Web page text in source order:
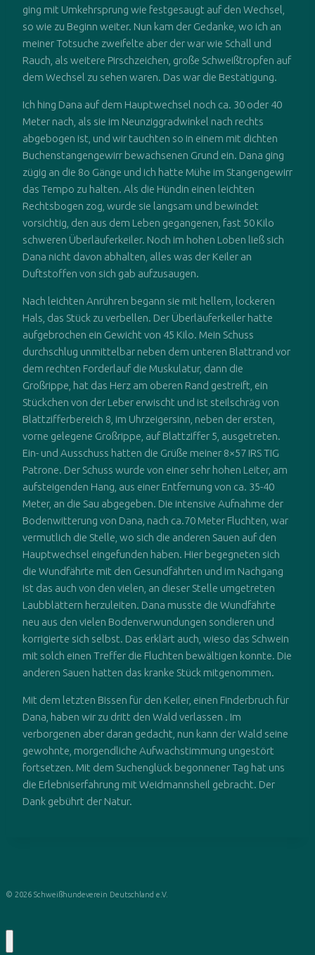
ging mit Umkehrsprung wie festgesaugt auf den Wechsel,
so wie zu Beginn weiter. Nun kam der Gedanke, wo ich an
meiner Totsuche zweifelte aber der war wie Schall und
Rauch, als weitere Pirschzeichen, große Schweißtropfen auf
dem Wechsel zu sehen waren. Das war die Bestätigung.
Ich hing Dana auf dem Hauptwechsel noch ca. 30 oder 40
Meter nach, als sie im Neunziggradwinkel nach rechts
abgebogen ist, und wir tauchten so in einem mit dichten
Buchenstangengewirr bewachsenen Grund ein. Dana ging
zügig an die 8o Gänge und ich hatte Mühe im Stangengewirr
das Tempo zu halten. Als die Hündin einen leichten
Rechtsbogen zog, wurde sie langsam und bewindet
vorsichtig, den aus dem Leben gegangenen, fast 50 Kilo
schweren Überläuferkeiler. Noch im hohen Loben ließ sich
Dana nicht davon abhalten, alles was der Keiler an
Duftstoffen von sich gab aufzusaugen.
Nach leichten Anrühren begann sie mit hellem, lockeren
Hals, das Stück zu verbellen. Der Überläuferkeiler hatte
aufgebrochen ein Gewicht von 45 Kilo. Mein Schuss
durchschlug unmittelbar neben dem unteren Blattrand vor
dem rechten Forderlauf die Muskulatur, dann die
Großrippe, hat das Herz am oberen Rand gestreift, ein
Stückchen von der Leber erwischt und ist steilschräg von
Blattzifferbereich 8, im Uhrzeigersinn, neben der ersten,
vorne gelegene Großrippe, auf Blattziffer 5, ausgetreten.
Ein- und Ausschuss hatten die Grüße meiner 8×57 IRS TIG
Patrone. Der Schuss wurde von einer sehr hohen Leiter, am
aufsteigenden Hang, aus einer Entfernung von ca. 35-40
Meter, an die Sau abgegeben. Die intensive Aufnahme der
Bodenwitterung von Dana, nach ca.70 Meter Fluchten, war
vermutlich die Stelle, wo sich die anderen Sauen auf den
Hauptwechsel eingefunden haben. Hier begegneten sich
die Wundfährte mit den Gesundfährten und im Nachgang
ist das auch von den vielen, an dieser Stelle umgetreten
Laubblättern herzuleiten. Dana musste die Wundfährte
neu aus den vielen Bodenverwundungen sondieren und
korrigierte sich selbst. Das erklärt auch, wieso das Schwein
mit solch einen Treffer die Fluchten bewältigen konnte. Die
anderen Sauen hatten das kranke Stück mitgenommen.
Mit dem letzten Bissen für den Keiler, einen Finderbruch für
Dana, haben wir zu dritt den Wald verlassen . Im
verborgenen aber daran gedacht, nun kann der Wald seine
gewohnte, morgendliche Aufwachstimmung ungestört
fortsetzen. Mit dem Suchenglück begonnener Tag hat uns
die Erlebniserfahrung mit Weidmannsheil gebracht. Der
Dank gebührt der Natur.
© 2026 Schweißhundeverein Deutschland e.V.